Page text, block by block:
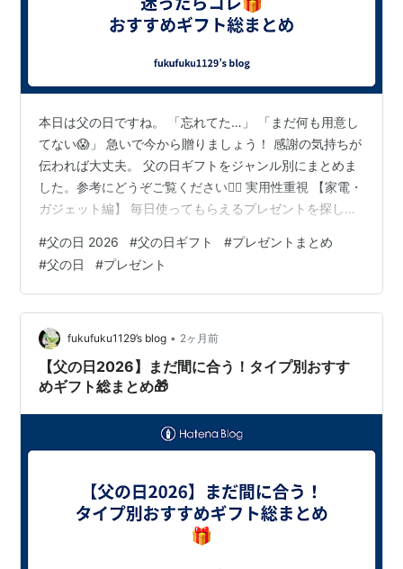
本日は父の日ですね。 「忘れてた…」 「まだ何も用意し
てない😱」 急いで今から贈りましょう！ 感謝の気持ちが
伝われば大丈夫。 父の日ギフトをジャンル別にまとめま
した。参考にどうぞご覧ください💁‍♀️ 実用性重視 【家電・
ガジェット編】 毎日使ってもらえるプレゼントを探して
フト 【ファッション・雑貨編】 普段使いしやすく、特別
感のあるギフトを紹介👇 ▶ ファッション・雑貨編はこち
ら (昨年は緑の財布を贈りました！) お酒好きのお父さん
へ 【お酒編】 ビール、日本酒、焼酎、おつまみギフトま
で紹介👇 ▶ お酒編はこちら ご両親で楽しんでもらおう…
#父の日 2026 #父の日ギフト #プレゼントまとめ
#父の日 #プレゼント
fukufuku1129’s blog • 2ヶ月前
【父の日2026】まだ間に合う！タイプ別おすす
めギフト総まとめ🎁